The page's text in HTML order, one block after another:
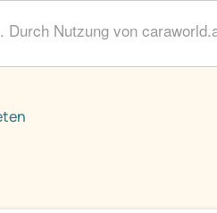
Nutzung von